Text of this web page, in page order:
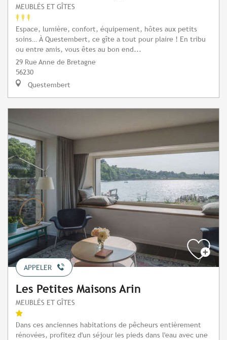
MEUBLÉS ET GÎTES
Espace, lumière, confort, équipement, hôtes aux petits
soins… À Questembert, ce gîte a tout pour plaire ! En tribu
ou entre amis, vous êtes au bon end...
29 Rue Anne de Bretagne
56230
Questembert
APPELER
Les Petites Maisons Arin
MEUBLÉS ET GÎTES
Dans ces anciennes habitations de pêcheurs entièrement
rénovées, profitez d'un séjour les pieds dans l'eau avec une